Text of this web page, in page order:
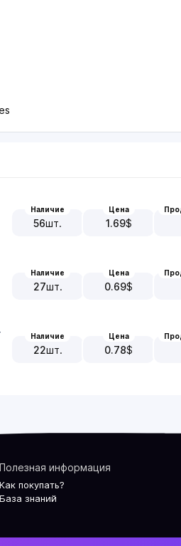
Наличие
56шт.
Цена
1.69$
Наличие
27шт.
Цена
0.69$
Наличие
22шт.
Цена
0.78$
Полезная информация
Как покупать?
База знаний